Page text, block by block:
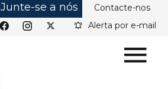
Junte-se a nós
Contacte-nos
Alerta por e-mail